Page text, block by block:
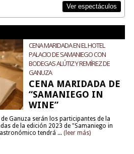
Ver espectáculos
CENA MARIDADA EN EL HOTEL
PALACIO DE SAMANIEGO CON
BODEGAS ALÚTIZ Y REMÍREZ DE
GANUZA
CENA MARIDADA DE
“SAMANIEGO IN
WINE”
Ganuza serán los participantes de la
de la edición 2023 de "Samaniego in
tendrá ... (leer más)